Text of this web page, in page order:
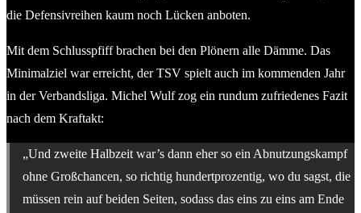
die Defensivreihen kaum noch Lücken anboten.
Mit dem Schlusspfiff brachen bei den Plönern alle Dämme. Das
Minimalziel war erreicht, der TSV spielt auch im kommenden Jahr
in der Verbandsliga. Michel Wulf zog ein rundum zufriedenes Fazit
nach dem Kraftakt:
„Und zweite Halbzeit war’s dann eher so ein Abnutzungskampf
ohne Großchancen, so richtig hundertprozentig, wo du sagst, die
müssen rein auf beiden Seiten, sodass das eins zu eins am Ende